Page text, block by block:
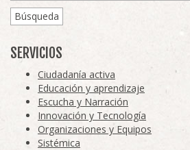
Búsqueda
SERVICIOS
Ciudadanía activa
Educación y aprendizaje
Escucha y Narración
Innovación y Tecnología
Organizaciones y Equipos
Sistémica